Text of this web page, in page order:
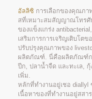
อัลลิซิ การเลือกของคุณภา
สที่เหมาะสมสัญญาณโทร
ของแข็งแกร่ง
เสริมการการเจริญเติบโต
ปรับปรุงคุณภาพของ
ผลิตภัณฑ์. นี่คือผลิตภัณฑ์ก
ปีก, ปลาน้ำจืด และทะเล,
เพิ่ม.
หลักที่ทำงานอยู่เชอ diallyl
เนื้อหาของที่ทำงานอยู่สสา